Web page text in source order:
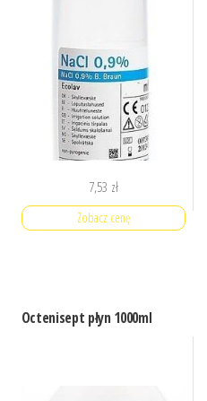
7,53 zł
Zobacz cenę
Octenisept płyn 1000ml